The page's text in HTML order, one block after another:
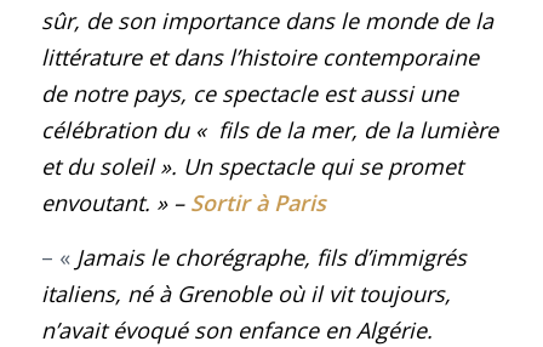
sûr, de son importance dans le monde de la
littérature et dans l’histoire contemporaine
de notre pays, ce spectacle est aussi une
célébration du « fils de la mer, de la lumière
et du soleil ». Un spectacle qui se promet
envoutant. » – Sortir à Paris
– « Jamais le chorégraphe, fils d’immigrés
italiens, né à Grenoble où il vit toujours,
n’avait évoqué son enfance en Algérie.